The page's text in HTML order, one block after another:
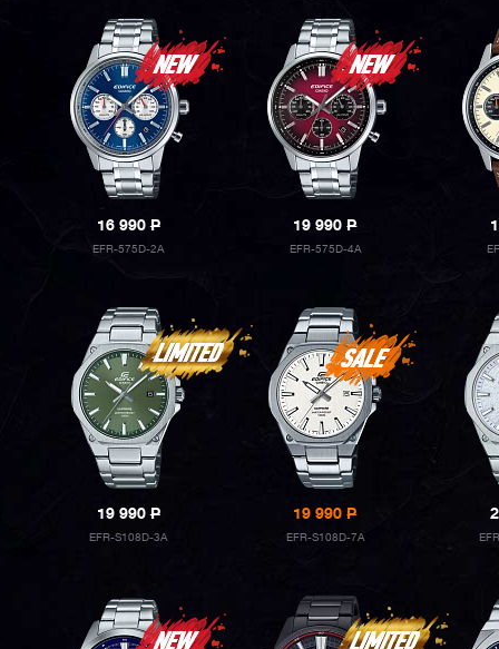
16 990P
EFR-575D-2A
19 990P
EFR-575D-4A
19 990P
EFR-S108D-3A
19 990P
EFR-S108D-7A